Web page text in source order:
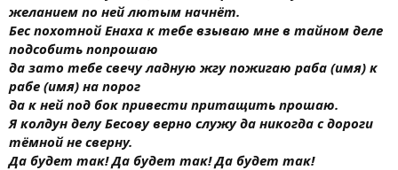
желанием по ней лютым начнёт.
Бес похотной Енаха к тебе взываю мне в тайном деле
подсобить попрошаю
да зато тебе свечу ладную жгу пожигаю раба (имя) к
рабе (имя) на порог
да к ней под бок привести притащить прошаю.
Я колдун делу Бесову верно служу да никогда с дороги
тёмной не сверну.
Да будет так! Да будет так! Да будет так!